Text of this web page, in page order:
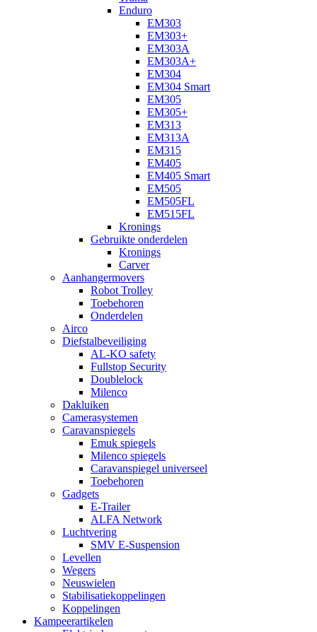
Enduro
EM303
EM303+
EM303A
EM303A+
EM304
EM304 Smart
EM305
EM305+
EM313
EM313A
EM315
EM405
EM405 Smart
EM505
EM505FL
EM515FL
Kronings
Gebruikte onderdelen
Kronings
Carver
Aanhangermovers
Robot Trolley
Toebehoren
Onderdelen
Airco
Diefstalbeveiliging
AL-KO safety
Fullstop Security
Doublelock
Milenco
Dakluiken
Camerasystemen
Caravanspiegels
Emuk spiegels
Milenco spiegels
Caravanspiegel universeel
Toebehoren
Gadgets
E-Trailer
ALFA Network
Luchtvering
SMV E-Suspension
Levellen
Wegers
Neuswielen
Stabilisatiekoppelingen
Koppelingen
Kampeerartikelen